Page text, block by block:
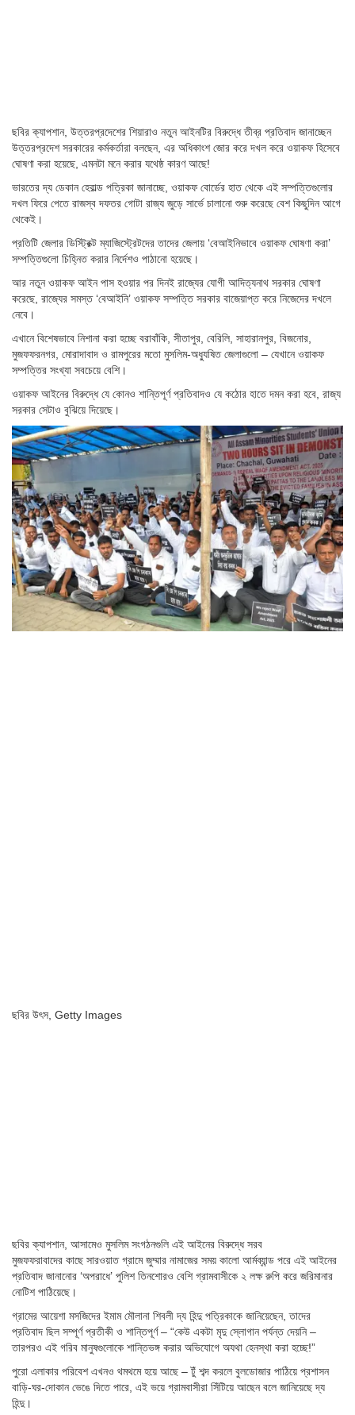
ছবির ক্যাপশান, উত্তরপ্রদেশের শিয়ারাও নতুন আইনটির বিরুদ্ধে তীব্র প্রতিবাদ জানাচ্ছেন
উত্তরপ্রদেশ সরকারের কর্মকর্তারা বলছেন, এর অধিকাংশ জোর করে দখল করে ওয়াকফ হিসেবে
ঘোষণা করা হয়েছে, এমনটা মনে করার যথেষ্ঠ কারণ আছে!
ভারতের দ্য ডেকান হেরাল্ড পত্রিকা জানাচ্ছে, ওয়াকফ বোর্ডের হাত থেকে এই সম্পত্তিগুলোর
দখল ফিরে পেতে রাজস্ব দফতর গোটা রাজ্য জুড়ে সার্ভে চালানো শুরু করেছে বেশ কিছুদিন আগে
থেকেই।
প্রতিটি জেলার ডিস্ট্রিক্ট ম্যাজিস্ট্রেটদের তাদের জেলায় ‘বেআইনিভাবে ওয়াকফ ঘোষণা করা’
সম্পত্তিগুলো চিহ্নিত করার নির্দেশও পাঠানো হয়েছে।
আর নতুন ওয়াকফ আইন পাস হওয়ার পর দিনই রাজ্যের যোগী আদিত্যনাথ সরকার ঘোষণা
করেছে, রাজ্যের সমস্ত ‘বেআইনি’ ওয়াকফ সম্পত্তি সরকার বাজেয়াপ্ত করে নিজেদের দখলে
নেবে।
এখানে বিশেষভাবে নিশানা করা হচ্ছে বরাবাঁকি, সীতাপুর, বেরিলি, সাহারানপুর, বিজনোর,
মুজফফরনগর, মোরাদাবাদ ও রামপুরের মতো মুসলিম-অধ্যুষিত জেলাগুলো – যেখানে ওয়াকফ
সম্পত্তির সংখ্যা সবচেয়ে বেশি।
ওয়াকফ আইনের বিরুদ্ধে যে কোনও শান্তিপূর্ণ প্রতিবাদও যে কঠোর হাতে দমন করা হবে, রাজ্য
সরকার সেটাও বুঝিয়ে দিয়েছে।
ছবির উৎস, Getty Images
ছবির ক্যাপশান, আসামেও মুসলিম সংগঠনগুলি এই আইনের বিরুদ্ধে সরব
মুজফফরাবাদের কাছে সারওয়াত গ্রামে জুম্মার নামাজের সময় কালো আর্মব্যান্ড পরে এই আইনের
প্রতিবাদ জানানোর ‘অপরাধে’ পুলিশ তিনশোরও বেশি গ্রামবাসীকে ২ লক্ষ রুপি করে জরিমানার
নোটিশ পাঠিয়েছে।
গ্রামের আয়েশা মসজিদের ইমাম মৌলানা শিবলী দ্য হিন্দু পত্রিকাকে জানিয়েছেন, তাদের
প্রতিবাদ ছিল সম্পূর্ণ প্রতীকী ও শান্তিপূর্ণ – “কেউ একটা মৃদু স্লোগান পর্যন্ত দেয়নি –
তারপরও এই গরিব মানুষগুলোকে শান্তিভঙ্গ করার অভিযোগে অযথা হেনস্থা করা হচ্ছে!”
পুরো এলাকার পরিবেশ এখনও থমথমে হয়ে আছে – টুঁ শব্দ করলে বুলডোজার পাঠিয়ে প্রশাসন
বাড়ি-ঘর-দোকান ভেঙে দিতে পারে, এই ভয়ে গ্রামবাসীরা সিঁটিয়ে আছেন বলে জানিয়েছে দ্য
হিন্দু।